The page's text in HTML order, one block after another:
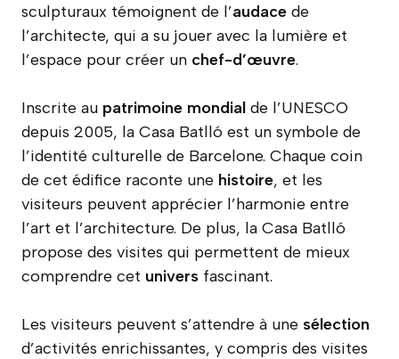
sculpturaux témoignent de l’audace de
l’architecte, qui a su jouer avec la lumière et
l’espace pour créer un chef-d’œuvre.
Inscrite au patrimoine mondial de l’UNESCO
depuis 2005, la Casa Batlló est un symbole de
l’identité culturelle de Barcelone. Chaque coin
de cet édifice raconte une histoire, et les
visiteurs peuvent apprécier l’harmonie entre
l’art et l’architecture. De plus, la Casa Batlló
propose des visites qui permettent de mieux
comprendre cet univers fascinant.
Les visiteurs peuvent s’attendre à une sélection
d’activités enrichissantes, y compris des visites